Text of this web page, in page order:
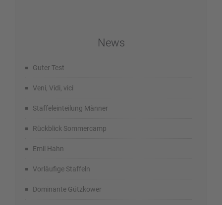
News
Guter Test
Veni, Vidi, vici
Staffeleinteilung Männer
Rückblick Sommercamp
Emil Hahn
Vorläufige Staffeln
Dominante Gützkower